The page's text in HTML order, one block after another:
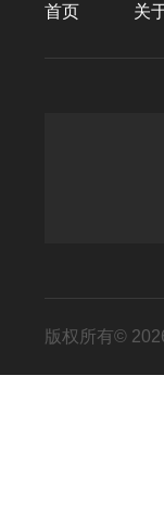
首页 关
版权所有©